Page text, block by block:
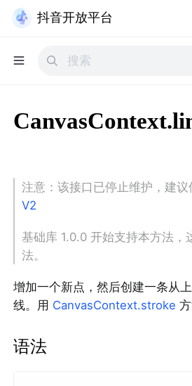
抖音开放平台
注意：该接口已停止维护，建议
V2
基础库 1.0.0 开始支持本方法，
法。
增加一个新点，然后创建一条从
线。用 CanvasContext.stroke
语法